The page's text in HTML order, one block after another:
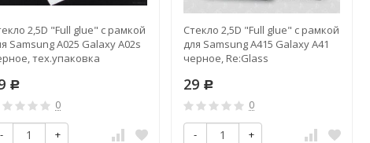
2,5D "Full glue" с рамкой
Samsung A025 Galaxy A02s
тех.упаковка
Р
0
- +
Стекло 2,5D "Full glue" с рамкой
для Samsung A415 Galaxy A41
черное, Re:Glass
29 Р
0
- +